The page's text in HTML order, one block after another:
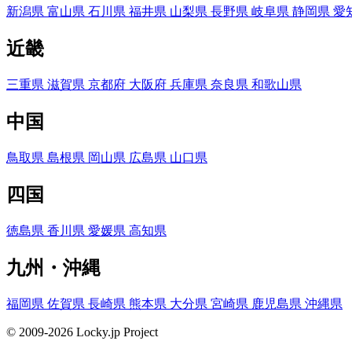
新潟県 富山県 石川県 福井県 山梨県 長野県 岐阜県 静岡県 愛
近畿
三重県 滋賀県 京都府 大阪府 兵庫県 奈良県 和歌山県
中国
鳥取県 島根県 岡山県 広島県 山口県
四国
徳島県 香川県 愛媛県 高知県
九州・沖縄
福岡県 佐賀県 長崎県 熊本県 大分県 宮崎県 鹿児島県 沖縄県
© 2009-2026 Locky.jp Project